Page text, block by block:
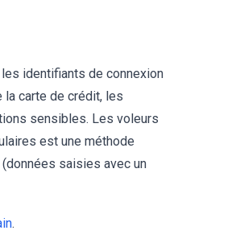
identifiants de connexion
carte de crédit, les
sensibles. Les voleurs
est une méthode
saisies avec un
.